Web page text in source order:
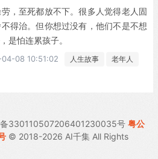
，至死都放不下。很多人觉得老人固
得治。但你想过没有，他们不是不想
是怕连累孩子。
08 10:51:02 人生故事
老年人
备330110507206401230035号 粤公
© 2018-2026 AI千集 All Rights